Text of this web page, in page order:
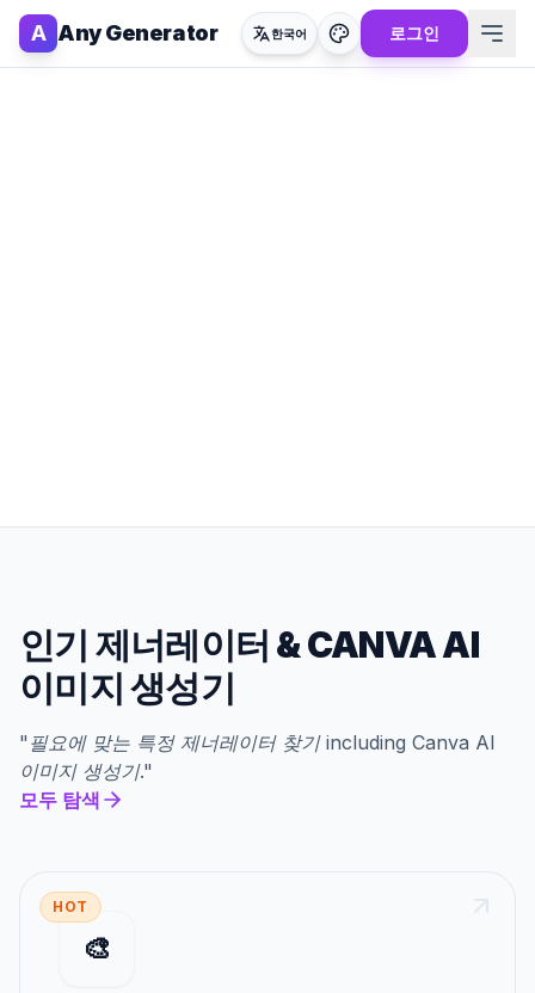
A Any Generator 한국어 로그인
인기 제너레이터 &CANVA AI
이미지 생성기
" 필요에 맞는 특정 제너레이터 찾기including Canva AI
이미지 생성기."
모두 탐색
HOT
🎨